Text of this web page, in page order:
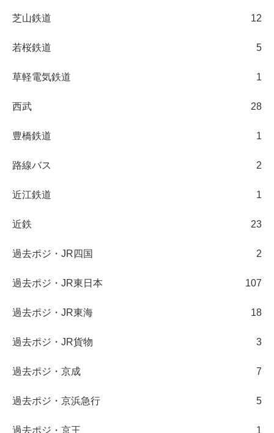
芝山鉄道 12
若桜鉄道 5
草軽電気鉄道 1
西武 28
豊橋鉄道 1
路線バス 2
近江鉄道 1
近鉄 23
過去ポジ・JR四国 2
過去ポジ・JR東日本 107
過去ポジ・JR東海 18
過去ポジ・JR貨物 3
過去ポジ・京成 7
過去ポジ・京浜急行 5
過去ポジ・京王 1